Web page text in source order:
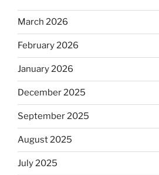
March 2026
February 2026
January 2026
December 2025
September 2025
August 2025
July 2025